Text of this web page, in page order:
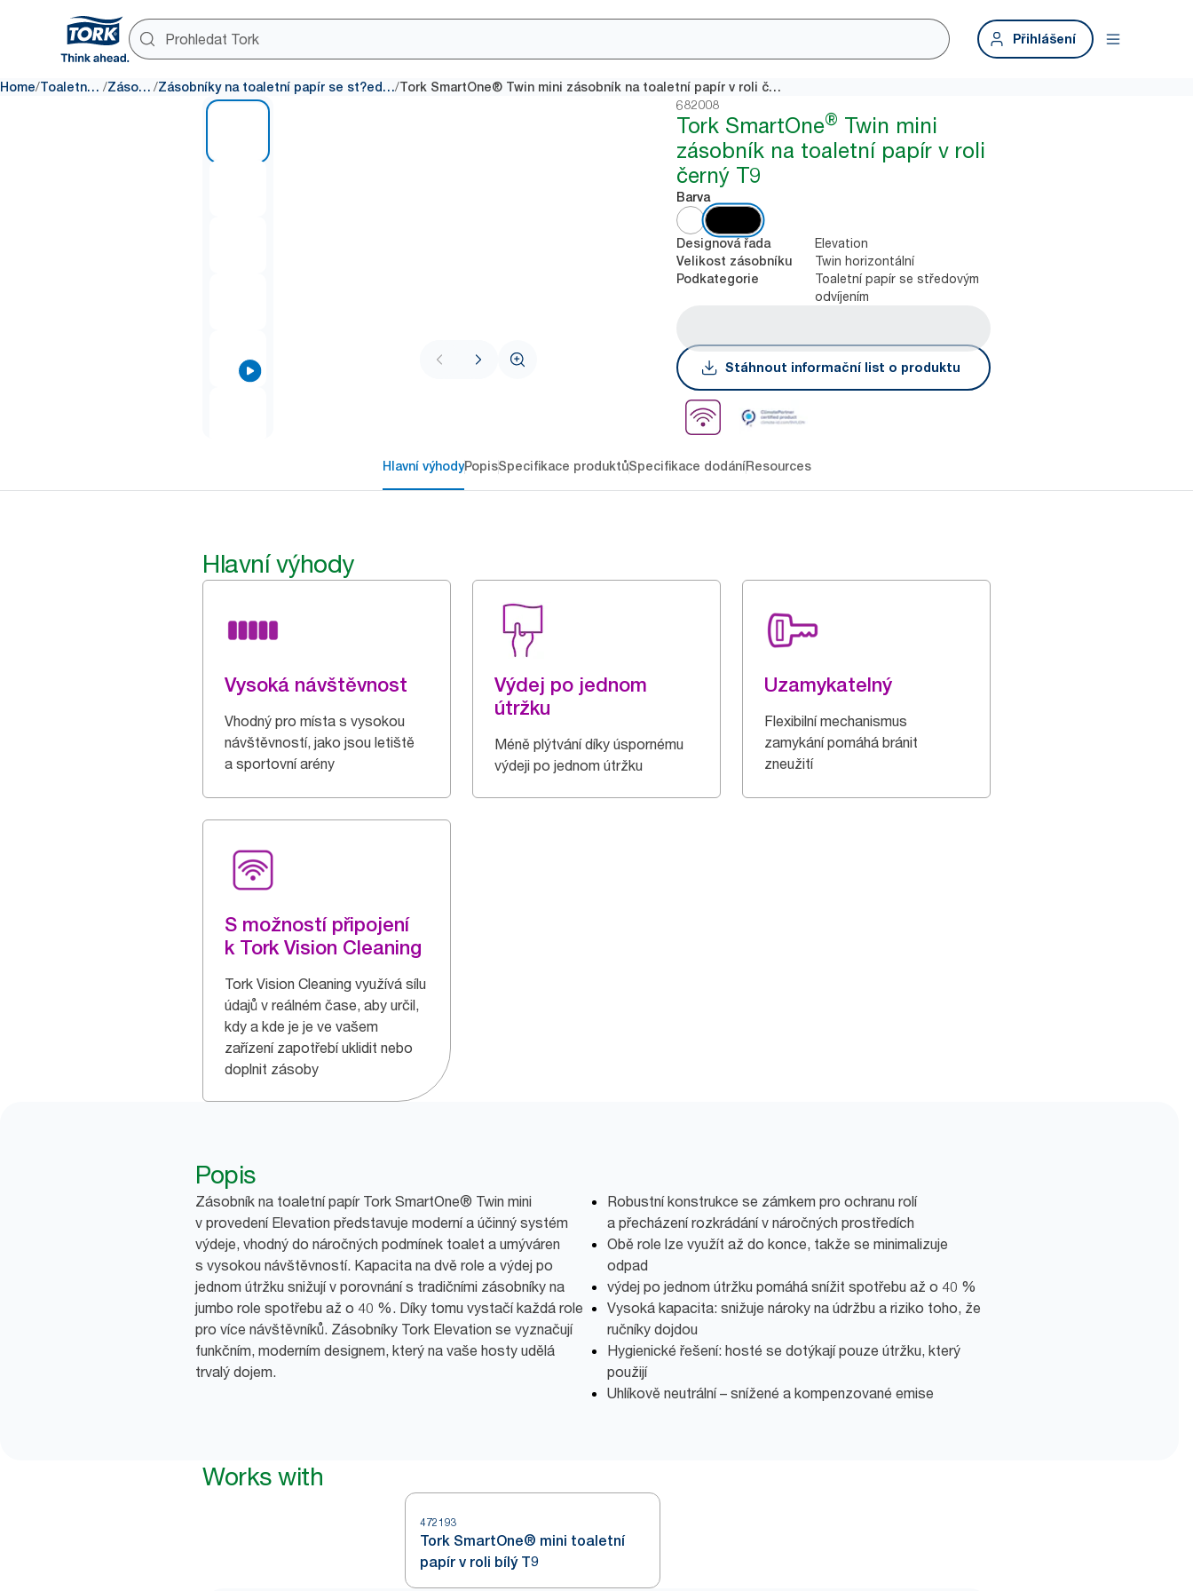
Přihlášení
Home/ Toaletní papír / Zásobníky / Zásobníky na toaletní papír se st?edovým odvíjením/ Tork SmartOne® Twin mini zásobník na toaletní papír v roli černý T9
682008
Tork SmartOne® Twin mini
zásobník na toaletní papír v roli
černý T9
Barva
Designová řada Elevation
Velikost zásobníku Twin horizontální
Podkategorie
Toaletní papír se středovým
odvíjením
Stáhnout informační list o produktu
Hlavní výhodyPopisSpecifikace produktůSpecifikace dodáníResources
Hlavní výhody
Vysoká návštěvnost
Vhodný pro místa s vysokou
návštěvností, jako jsou letiště
a sportovní arény
Výdej po jednom
útržku
Méně plýtvání díky úspornému
výdeji po jednom útržku
Uzamykatelný
Flexibilní mechanismus
zamykání pomáhá bránit
zneužití
S možností připojení
k Tork Vision Cleaning
Tork Vision Cleaning využívá sílu
údajů v reálném čase, aby určil,
kdy a kde je je ve vašem
zařízení zapotřebí uklidit nebo
doplnit zásoby
Popis
Zásobník na toaletní papír Tork SmartOne® Twin mini
v provedení Elevation představuje moderní a účinný systém
výdeje, vhodný do náročných podmínek toalet a umýváren
s vysokou návštěvností. Kapacita na dvě role a výdej po
jednom útržku snižují v porovnání s tradičními zásobníky na
jumbo role spotřebu až o 40 %. Díky tomu vystačí každá role
pro více návštěvníků. Zásobníky Tork Elevation se vyznačují
funkčním, moderním designem, který na vaše hosty udělá
trvalý dojem.
Robustní konstrukce se zámkem pro ochranu rolí
a přecházení rozkrádání v náročných prostředích
Obě role lze využít až do konce, takže se minimalizuje
odpad
výdej po jednom útržku pomáhá snížit spotřebu až o 40 %
Vysoká kapacita: snižuje nároky na údržbu a riziko toho, že
ručníky dojdou
Hygienické řešení: hosté se dotýkají pouze útržku, který
použijí
Uhlíkově neutrální – snížené a kompenzované emise
Works with
472193
Tork SmartOne® mini toaletní
papír v roli bílý T9